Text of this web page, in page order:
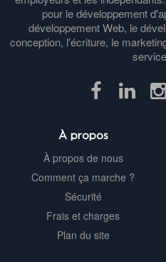
pour le développement
développement Web, le
conception, l'écriture, le
À propos
À propos de nous
Comment ça marche ?
Sécurité
Frais et charges
Plan du site